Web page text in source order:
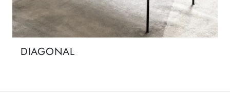
DIAGONAL